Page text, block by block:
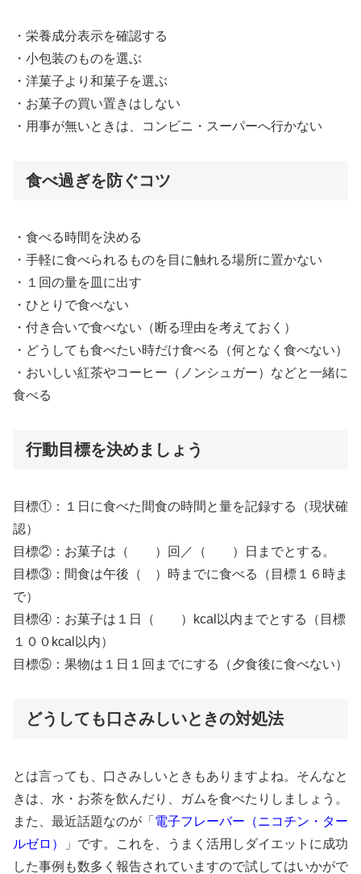
・栄養成分表示を確認する
・小包装のものを選ぶ
・洋菓子より和菓子を選ぶ
・お菓子の買い置きはしない
・用事が無いときは、コンビニ・スーパーへ行かない
食べ過ぎを防ぐコツ
・食べる時間を決める
・手軽に食べられるものを目に触れる場所に置かない
・１回の量を皿に出す
・ひとりで食べない
・付き合いで食べない（断る理由を考えておく）
・どうしても食べたい時だけ食べる（何となく食べない）
・おいしい紅茶やコーヒー（ノンシュガー）などと一緒に
食べる
行動目標を決めましょう
目標①：１日に食べた間食の時間と量を記録する（現状確
認）
目標②：お菓子は（ ）回／（ ）日までとする。
目標③：間食は午後（ ）時までに食べる（目標１６時ま
で）
目標④：お菓子は１日（ ）kcal以内までとする（目標
１００kcal以内）
目標⑤：果物は１日１回までにする（夕食後に食べない）
どうしても口さみしいときの対処法
とは言っても、口さみしいときもありますよね。そんなと
きは、水・お茶を飲んだり、ガムを食べたりしましょう。
また、最近話題なのが「 電子フレーバー（ニコチン・ター
ルゼロ）
」です。これを、うまく活用しダイエットに成功
した事例も数多く報告されていますので試してはいかがで